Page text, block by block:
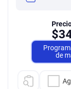
$
de